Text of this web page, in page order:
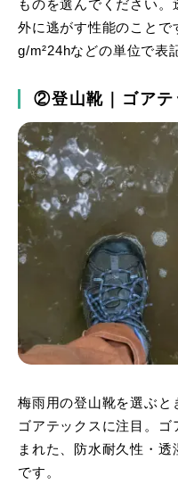
ものを選んでください
外に逃がす性能のことで
g/m²24hなどの単位で表
②登山靴｜ゴアテ
梅雨用の登山靴を選ぶと
ゴアテックスに注目。
まれた、防水耐久性・
です。